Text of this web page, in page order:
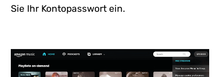
Sie Ihr Kontopasswort ein.